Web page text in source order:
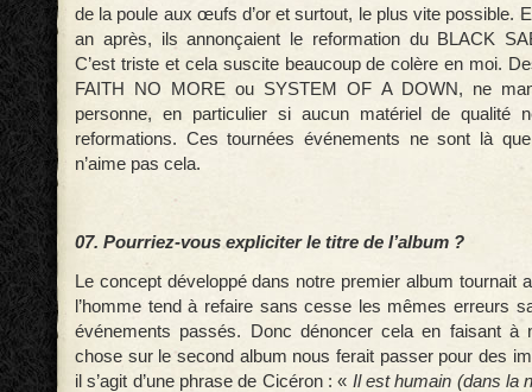
de la poule aux œufs d’or et surtout, le plus vite possible.
an après, ils annonçaient le reformation du BLACK
C’est triste et cela suscite beaucoup de colère en moi.
FAITH NO MORE ou SYSTEM OF A DOWN, ne
personne, en particulier si aucun matériel de qualité
reformations. Ces tournées événements ne sont là
n’aime pas cela.
07. Pourriez-vous expliciter le titre de l’album ?
Le concept développé dans notre premier album tournait
l’homme tend à refaire sans cesse les mêmes erreurs
événements passés. Donc dénoncer cela en faisant à
chose sur le second album nous ferait passer pour des
il s’agit d’une phrase de Cicéron : « Il est humain (dans la